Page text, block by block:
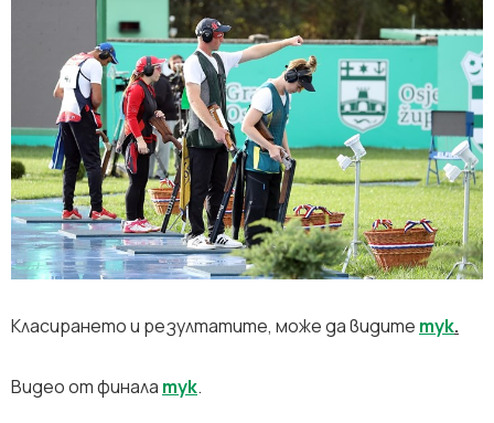
Класирането и резултатите, може да видите тук.
Видео от финала тук.